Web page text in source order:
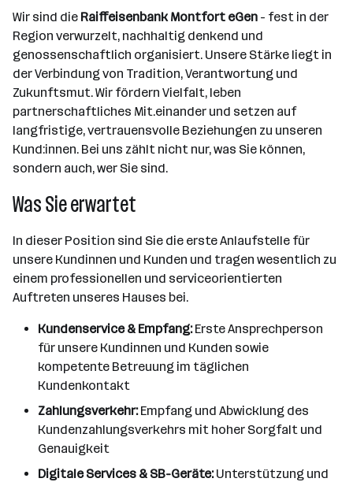
Wir sind die Raiffeisenbank Montfort eGen - fest in der
Region verwurzelt, nachhaltig denkend und
genossenschaftlich organisiert. Unsere Stärke liegt in
der Verbindung von Tradition, Verantwortung und
Zukunftsmut. Wir fördern Vielfalt, leben
partnerschaftliches Mit.einander und setzen auf
langfristige, vertrauensvolle Beziehungen zu unseren
Kund:innen. Bei uns zählt nicht nur, was Sie können,
sondern auch, wer Sie sind.
Was Sie erwartet
In dieser Position sind Sie die erste Anlaufstelle für
unsere Kundinnen und Kunden und tragen wesentlich zu
einem professionellen und serviceorientierten
Auftreten unseres Hauses bei.
Kundenservice & Empfang:Erste Ansprechperson
für unsere Kundinnen und Kunden sowie
kompetente Betreuung im täglichen
Kundenkontakt
Zahlungsverkehr:Empfang und Abwicklung des
Kundenzahlungsverkehrs mit hoher Sorgfalt und
Genauigkeit
Digitale Services & SB-Geräte:Unterstützung und